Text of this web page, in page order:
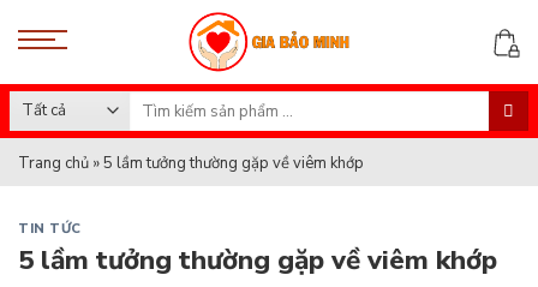
Search
for:
Trang chủ »5 lầm tưởng thường gặp về viêm khớp
TIN TỨC
5 lầm tưởng thường gặp về viêm khớp